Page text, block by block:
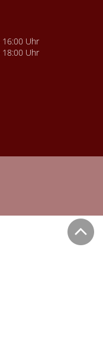
Uhr
Uhr